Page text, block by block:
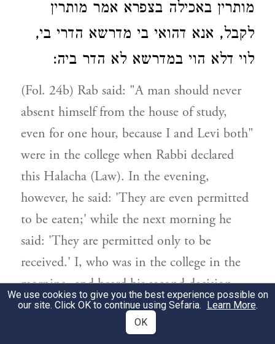
מותרין באכילה בצפרא אמר מותרין
לקבל, אנא דהואי בי מדרשא הדרי בי,
לוי דלא הוי במדרשא לא הדר ביה:
(Fol. 24b) Rab said: "A man should never
absent himself from the house of study,
even for one hour, because I and Levi both"
were in the college when Rabbi declared
this Halacha (Law). In the evening,
however, he said: 'They are even permitted
to be eaten;' while the next morning he
said: 'They are permitted only to be
received.' I, who was in the college in the
morning, and heard his second decision,
gave up the first; but Levi, who was not,
We use cookies to give you the best experience possible on
our site. Click OK to continue using Sefaria. Learn More.
OK